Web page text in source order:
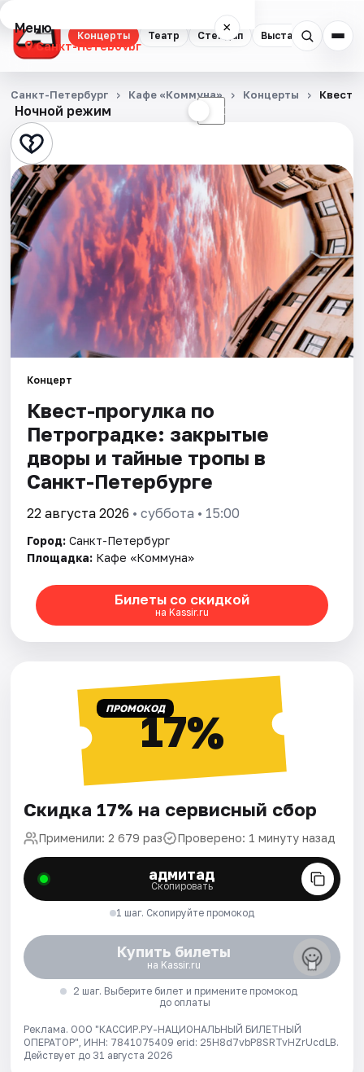
Концерты Театр Стендап Выставки
Меню ×
Санкт-Петербург
Концерты
Театр
Стендап
Выставки
Квесты
Экскурсии
Спорт
Города
Площадки
Артисты
Рейтинги
Ночной режим ☾
Санкт-Петербург Кафе «Коммуна» Концерты Квест-
Концерт
Квест-прогулка по
Петроградке: закрытые
дворы и тайные тропы в
Санкт-Петербурге
22 августа 2026 • суббота • 15:00
Город: Санкт-Петербург
Площадка: Кафе «Коммуна»
Билеты со скидкой
на Kassir.ru
ПРОМОКОД17%
Скидка 17% на сервисный сбор
Применили: 2 679 раз Проверено: 1 минуту назад
адмитад
Скопировать
1 шаг. Скопируйте промокод
Купить билеты
на Kassir.ru
2 шаг. Выберите билет и примените промокод
до оплаты
Реклама. ООО "КАССИР.РУ-НАЦИОНАЛЬНЫЙ БИЛЕТНЫЙ
ОПЕРАТОР", ИНН: 7841075409 erid: 25H8d7vbP8SRTvHZrUcdLB.
Действует до 31 августа 2026